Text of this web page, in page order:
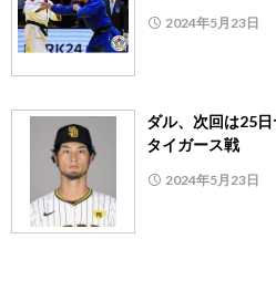
2024年5月23日
ダル、次回は25
タイガース戦
2024年5月23日